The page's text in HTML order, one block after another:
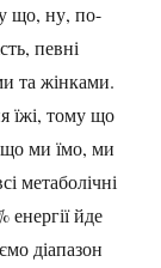
що, ну, по-
певні
та жінками.
їжі, тому що
що ми їмо, ми
метаболічні
йде
діапазон